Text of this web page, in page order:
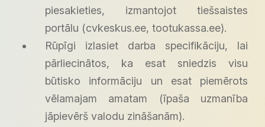
piesakieties, izmantojot tiešsaistes
portālu (cvkeskus.ee, tootukassa.ee).
Rūpīgi izlasiet darba specifikāciju, lai
pārliecinātos, ka esat sniedzis visu
būtisko informāciju un esat piemērots
vēlamajam amatam (īpaša uzmanība
jāpievērš valodu zināšanām).